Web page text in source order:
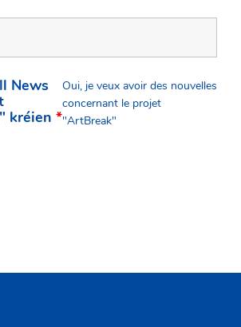
News
kréien *
Oui, je veux avoir des nouvelles
concernant le projet
"ArtBreak"